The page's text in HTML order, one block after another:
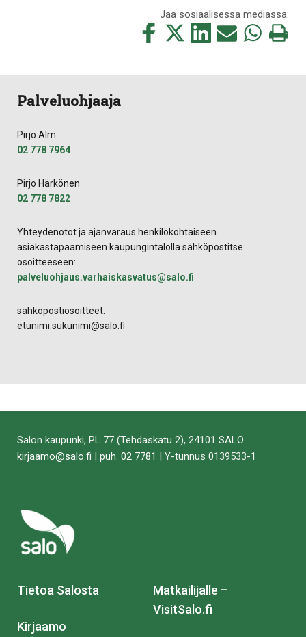
Jaa sosiaalisessa mediassa:
Jaa
tämä
Jaa
Jaa
tämä
Jaa
Jaa
Tulosta
Palveluohjaaja
Pirjo Alm
02 778 7964
Pirjo Härkönen
02 778 7822
Yhteydenotot ja ajanvaraus henkilökohtaiseen
asiakastapaamiseen kaupungintalolla sähköpostitse
osoitteeseen:
palveluohjaus.​varhaiskasvatus​@​salo.​fi​
sähköpostiosoitteet:
etunimi.sukunimi@salo.fi
Salon kaupunki, PL 77 (Tehdaskatu 2), 24101 SALO
kirjaamo@salo.fi | puh. 02 7781 | Y-tunnus 0139533-1
Tietoa Salosta
Kirjaamo
Matkailijalle –
VisitSalo.fi